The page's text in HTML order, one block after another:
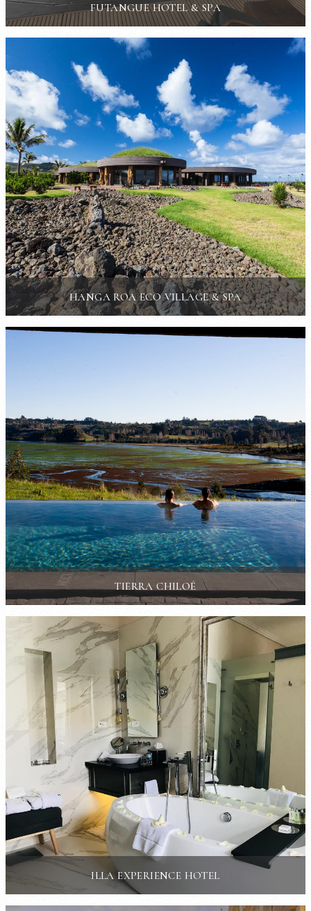
FUTANGUE HOTEL & SPA
HANGA ROA ECO VILLAGE & SPA
TIERRA CHILOÉ
ILLA EXPERIENCE HOTEL